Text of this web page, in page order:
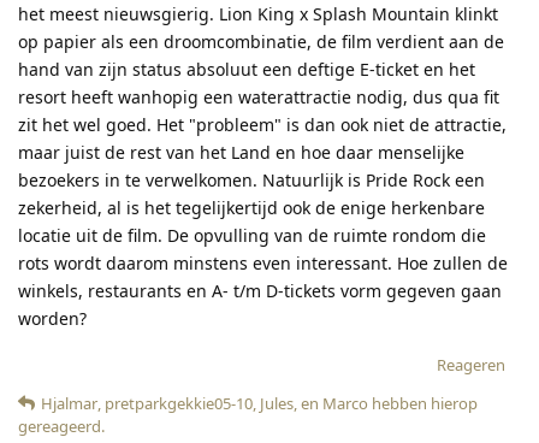
het meest nieuwsgierig. Lion King x Splash Mountain klinkt
op papier als een droomcombinatie, de film verdient aan de
hand van zijn status absoluut een deftige E-ticket en het
resort heeft wanhopig een waterattractie nodig, dus qua fit
zit het wel goed. Het "probleem" is dan ook niet de attractie,
maar juist de rest van het Land en hoe daar menselijke
bezoekers in te verwelkomen. Natuurlijk is Pride Rock een
zekerheid, al is het tegelijkertijd ook de enige herkenbare
locatie uit de film. De opvulling van de ruimte rondom die
rots wordt daarom minstens even interessant. Hoe zullen de
winkels, restaurants en A- t/m D-tickets vorm gegeven gaan
worden?
Reageren
Hjalmar pretparkgekkie05-10 Jules , en Marco hebben hierop
gereageerd.